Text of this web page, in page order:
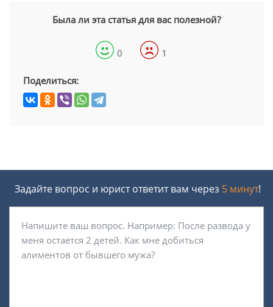
Была ли эта статья для вас полезной?
0 1
Поделиться:
Задайте вопрос и юрист ответит вам через 5 минут!